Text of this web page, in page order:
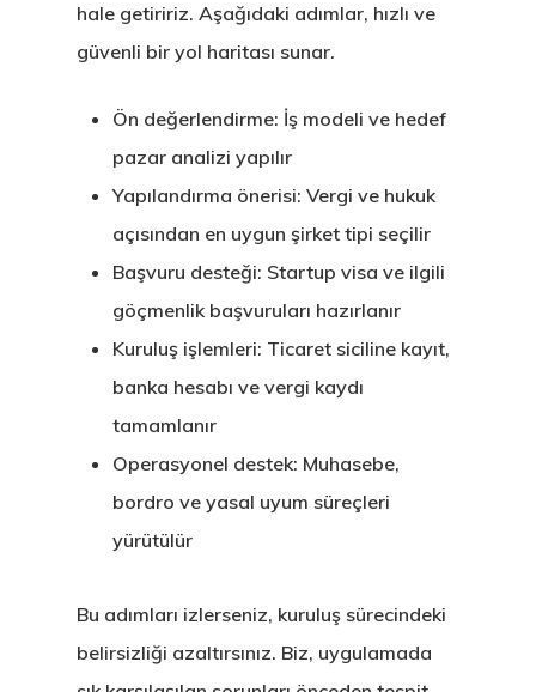
hale getiririz. Aşağıdaki adımlar, hızlı ve
güvenli bir yol haritası sunar.
Ön değerlendirme: İş modeli ve hedef
pazar analizi yapılır
Yapılandırma önerisi: Vergi ve hukuk
açısından en uygun şirket tipi seçilir
Başvuru desteği: Startup visa ve ilgili
göçmenlik başvuruları hazırlanır
Kuruluş işlemleri: Ticaret siciline kayıt,
banka hesabı ve vergi kaydı
tamamlanır
Operasyonel destek: Muhasebe,
bordro ve yasal uyum süreçleri
yürütülür
Bu adımları izlerseniz, kuruluş sürecindeki
belirsizliği azaltırsınız. Biz, uygulamada
Gayrimenkul
Oturma İzni –
Golden Visa